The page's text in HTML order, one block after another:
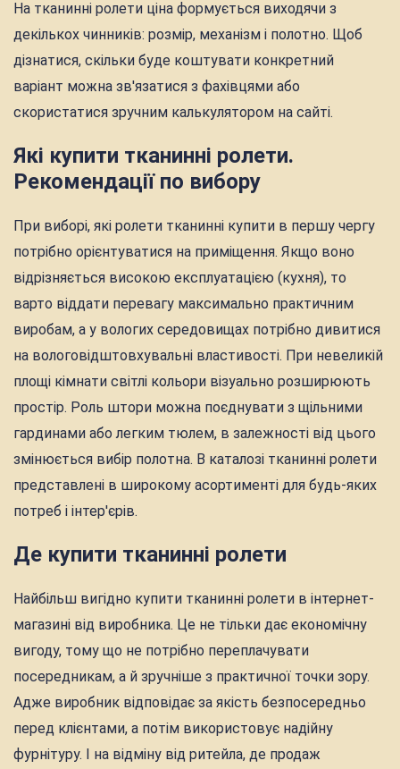
На тканинні ролети ціна формується виходячи з
декількох чинників: розмір, механізм і полотно. Щоб
дізнатися, скільки буде коштувати конкретний
варіант можна зв'язатися з фахівцями або
скористатися зручним калькулятором на сайті.
Які купити тканинні ролети.
Рекомендації по вибору
При виборі, які ролети тканинні купити в першу чергу
потрібно орієнтуватися на приміщення. Якщо воно
відрізняється високою експлуатацією (кухня), то
варто віддати перевагу максимально практичним
виробам, а у вологих середовищах потрібно дивитися
на вологовідштовхувальні властивості. При невеликій
площі кімнати світлі кольори візуально розширюють
простір. Роль штори можна поєднувати з щільними
гардинами або легким тюлем, в залежності від цього
змінюється вибір полотна. В каталозі тканинні ролети
представлені в широкому асортименті для будь-яких
потреб і інтер'єрів.
Де купити тканинні ролети
Найбільш вигідно купити тканинні ролети в інтернет-
магазині від виробника. Це не тільки дає економічну
вигоду, тому що не потрібно переплачувати
посередникам, а й зручніше з практичної точки зору.
Адже виробник відповідає за якість безпосередньо
перед клієнтами, а потім використовує надійну
фурнітуру. І на відміну від ритейла, де продаж